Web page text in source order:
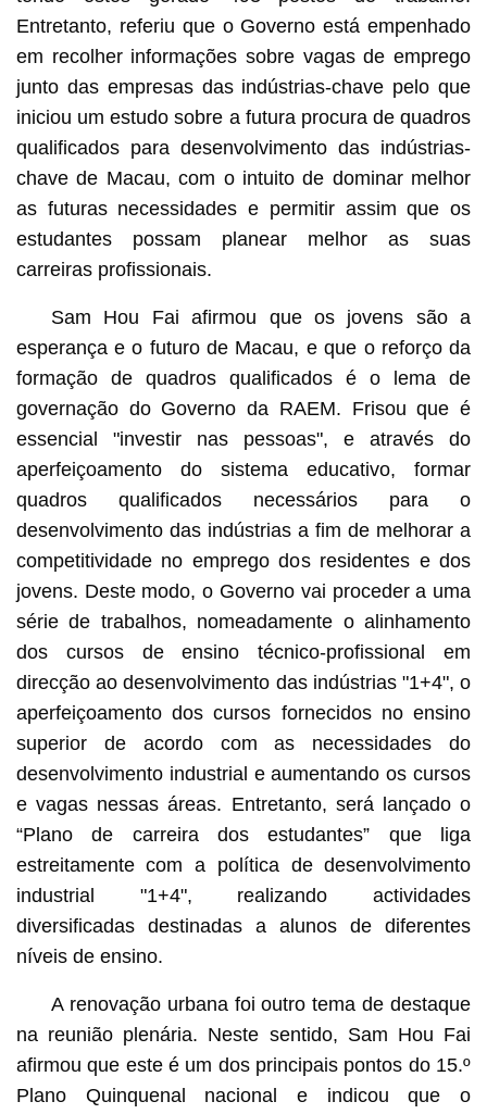
Entretanto, referiu que o Governo está empenhado
em recolher informações sobre vagas de emprego
junto das empresas das indústrias-chave pelo que
iniciou um estudo sobre a futura procura de quadros
qualificados para desenvolvimento das indústrias-
chave de Macau, com o intuito de dominar melhor
as futuras necessidades e permitir assim que os
estudantes possam planear melhor as suas
carreiras profissionais.
Sam Hou Fai afirmou que os jovens são a
esperança e o futuro de Macau, e que o reforço da
formação de quadros qualificados é o lema de
governação do Governo da RAEM. Frisou que é
essencial "investir nas pessoas", e através do
aperfeiçoamento do sistema educativo, formar
quadros qualificados necessários para o
desenvolvimento das indústrias a fim de melhorar a
competitividade no emprego dos residentes e dos
jovens. Deste modo, o Governo vai proceder a uma
série de trabalhos, nomeadamente o alinhamento
dos cursos de ensino técnico-profissional em
direcção ao desenvolvimento das indústrias "1+4", o
aperfeiçoamento dos cursos fornecidos no ensino
superior de acordo com as necessidades do
desenvolvimento industrial e aumentando os cursos
e vagas nessas áreas. Entretanto, será lançado o
“Plano de carreira dos estudantes” que liga
estreitamente com a política de desenvolvimento
industrial "1+4", realizando actividades
diversificadas destinadas a alunos de diferentes
níveis de ensino.
A renovação urbana foi outro tema de destaque
na reunião plenária. Neste sentido, Sam Hou Fai
afirmou que este é um dos principais pontos do 15.º
Plano Quinquenal nacional e indicou que o